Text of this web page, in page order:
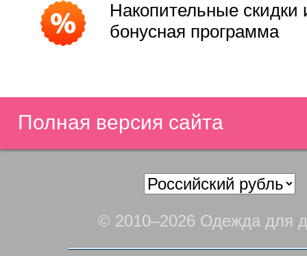
Накопительные скидки
бонусная программа
Полная версия сайта
© 2010–2026 Одежда для